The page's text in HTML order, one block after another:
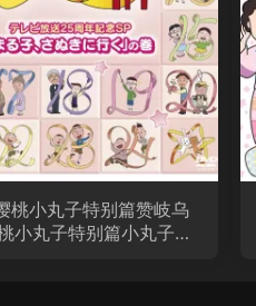
桃小丸子特别篇赞岐乌
小丸子特别篇小丸子去